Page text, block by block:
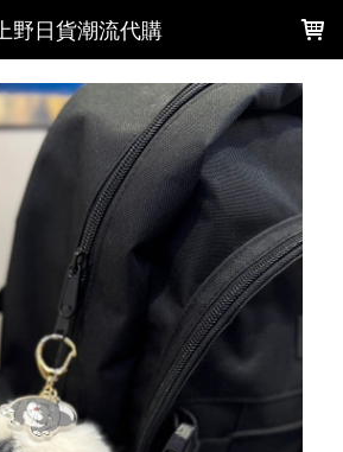
上野日貨潮流代購